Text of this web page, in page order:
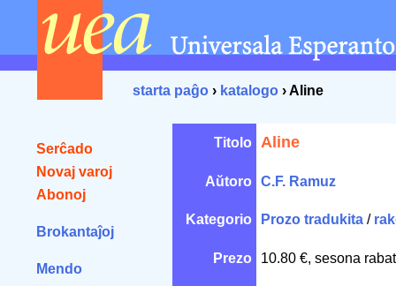
starta paĝo › katalogo › Aline
Serĉado
Novaj varoj
Abonoj
Brokantaĵoj
Mendo
Titolo Aline
Aŭtoro C.F. Ramuz
Kategorio Prozo tradukita /
Prezo 10.80 €, sesona